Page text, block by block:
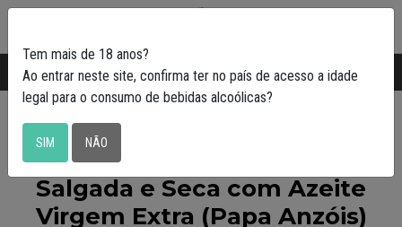
Transporte gratuito em Portugal a partir de50€
Pack de 5 Conservas de Raia
Salgada e Seca com Azeite
Virgem Extra (Papa Anzóis)
Tem mais de 18 anos?
Ao entrar neste site, confirma ter no país de acesso a idade
legal para o consumo de bebidas alcoólicas?
SIM NÃO